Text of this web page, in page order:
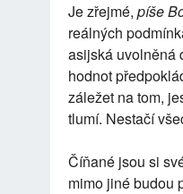
Je zřejmé, píše
reálných
asijská uvolněná
hodnot
záležet na tom,
tlumí. Nestačí
Číňané jsou si
mimo jiné budou